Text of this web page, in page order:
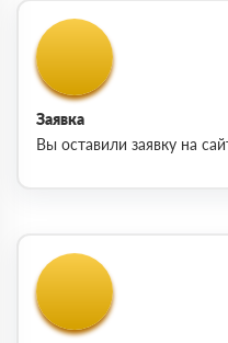
Заявка
Вы оставили заявку на